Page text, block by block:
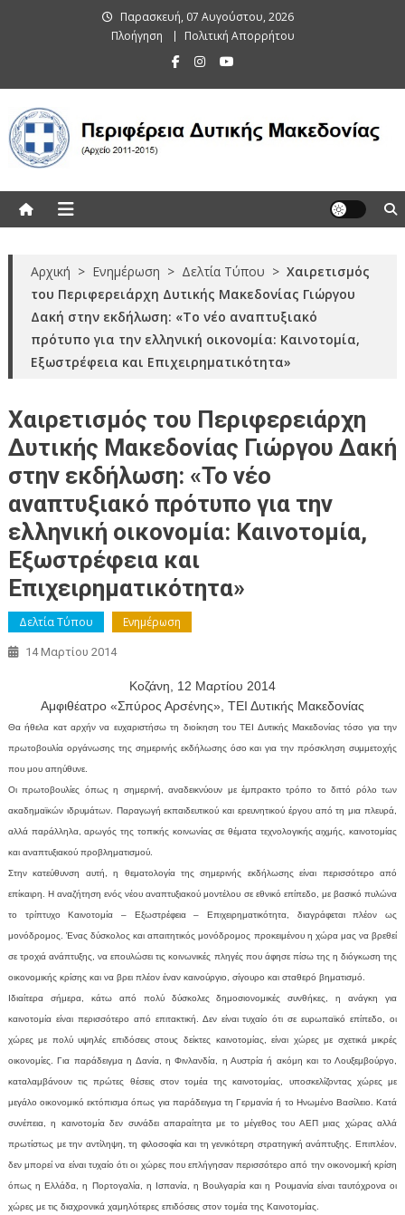
Παρασκευή, 07 Αυγούστου, 2026
Πλοήγηση
Πολιτική Απορρήτου
Αρχική > Ενημέρωση > Δελτία Τύπου > Χαιρετισμός
του Περιφερειάρχη Δυτικής Μακεδονίας Γιώργου
Δακή στην εκδήλωση: «Το νέο αναπτυξιακό
πρότυπο για την ελληνική οικονομία: Καινοτομία,
Εξωστρέφεια και Επιχειρηματικότητα»
Χαιρετισμός του Περιφερειάρχη
Δυτικής Μακεδονίας Γιώργου Δακή
στην εκδήλωση: «Το νέο
αναπτυξιακό πρότυπο για την
ελληνική οικονομία: Καινοτομία,
Εξωστρέφεια και
Επιχειρηματικότητα»
Δελτία Τύπου Ενημέρωση
14 Μαρτίου 2014
Κοζάνη, 12 Μαρτίου 2014
Αμφιθέατρο «Σπύρος Αρσένης», ΤΕΙ Δυτικής Μακεδονίας
Θα ήθελα κατ αρχήν να ευχαριστήσω τη διοίκηση του ΤΕΙ Δυτικής Μακεδονίας τόσο για την
πρωτοβουλία οργάνωσης της σημερινής εκδήλωσης όσο και για την πρόσκληση συμμετοχής
που μου απηύθυνε.
Οι πρωτοβουλίες όπως η σημερινή, αναδεικνύουν με έμπρακτο τρόπο το διττό ρόλο των
ακαδημαϊκών ιδρυμάτων. Παραγωγή εκπαιδευτικού και ερευνητικού έργου από τη μια πλευρά,
αλλά παράλληλα, αρωγός της τοπικής κοινωνίας σε θέματα τεχνολογικής αιχμής, καινοτομίας
και αναπτυξιακού προβληματισμού.
Στην κατεύθυνση αυτή, η θεματολογία της σημερινής εκδήλωσης είναι περισσότερο από
επίκαιρη. Η αναζήτηση ενός νέου αναπτυξιακού μοντέλου σε εθνικό επίπεδο, με βασικό πυλώνα
το τρίπτυχο Καινοτομία – Εξωστρέφεια – Επιχειρηματικότητα, διαγράφεται πλέον ως
μονόδρομος. Ένας δύσκολος και απαιτητικός μονόδρομος προκειμένου η χώρα μας να βρεθεί
σε τροχιά ανάπτυξης, να επουλώσει τις κοινωνικές πληγές που άφησε πίσω της η διόγκωση της
οικονομικής κρίσης και να βρει πλέον έναν καινούργιο, σίγουρο και σταθερό βηματισμό.
Ιδιαίτερα σήμερα, κάτω από πολύ δύσκολες δημοσιονομικές συνθήκες, η ανάγκη για
καινοτομία είναι περισσότερο από επιτακτική. Δεν είναι τυχαίο ότι σε ευρωπαϊκό επίπεδο, οι
χώρες με πολύ υψηλές επιδόσεις στους δείκτες καινοτομίας, είναι χώρες με σχετικά μικρές
οικονομίες. Για παράδειγμα η Δανία, η Φινλανδία, η Αυστρία ή ακόμη και το Λουξεμβούργο,
καταλαμβάνουν τις πρώτες θέσεις στον τομέα της καινοτομίας, υποσκελίζοντας χώρες με
μεγάλο οικονομικό εκτόπισμα όπως για παράδειγμα τη Γερμανία ή το Ηνωμένο Βασίλειο. Κατά
συνέπεια, η καινοτομία δεν συνάδει απαραίτητα με το μέγεθος του ΑΕΠ μιας χώρας αλλά
πρωτίστως με την αντίληψη, τη φιλοσοφία και τη γενικότερη στρατηγική ανάπτυξης. Επιπλέον,
δεν μπορεί να είναι τυχαίο ότι οι χώρες που επλήγησαν περισσότερο από την οικονομική κρίση
όπως η Ελλάδα, η Πορτογαλία, η Ισπανία, η Βουλγαρία και η Ρουμανία είναι ταυτόχρονα οι
χώρες με τις διαχρονικά χαμηλότερες επιδόσεις στον τομέα της Καινοτομίας.